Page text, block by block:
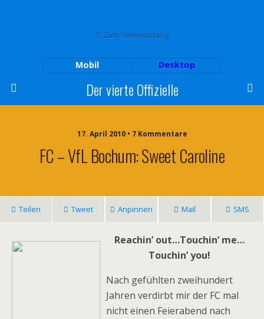
Zum Seitenanfang
Mobil Desktop
Der vierte Offizielle
17. April 2010 • 7 Kommentare
FC – VfL Bochum: Sweet Caroline
Teilen Tweet Anpinnen Mail SMS
Reachin’ out…Touchin’ me…
Touchin’ you!
Nach gefühlten zweihundert
Jahren verdirbt mir der FC mal
nicht einen Feierabend nach